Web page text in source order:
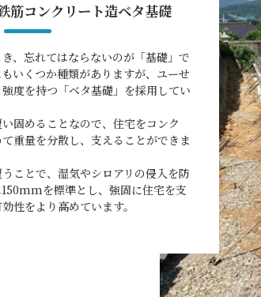
コンクリート造ベタ基礎
、忘れてはならないのが「基礎」で
いくつか種類がありますが、ユーせ
度を持つ「ベタ基礎」を採用してい
固めることなので、住宅をコンク
重量を分散し、支えることができま
ことで、湿気やシロアリの侵入を防
を標準とし、強固に住宅を支
性をより高めています。